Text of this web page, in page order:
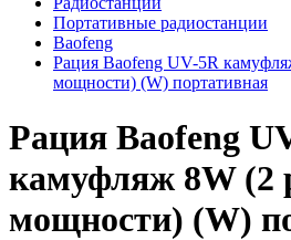
Портативные радиостанции
Baofeng
Рация Baofeng UV-5R
мощности) (W) портативная
Рация Baofeng
камуфляж 8W (2
мощности) (W)